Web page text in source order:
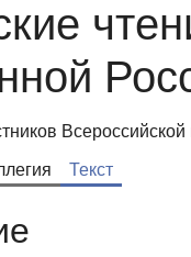
Текст